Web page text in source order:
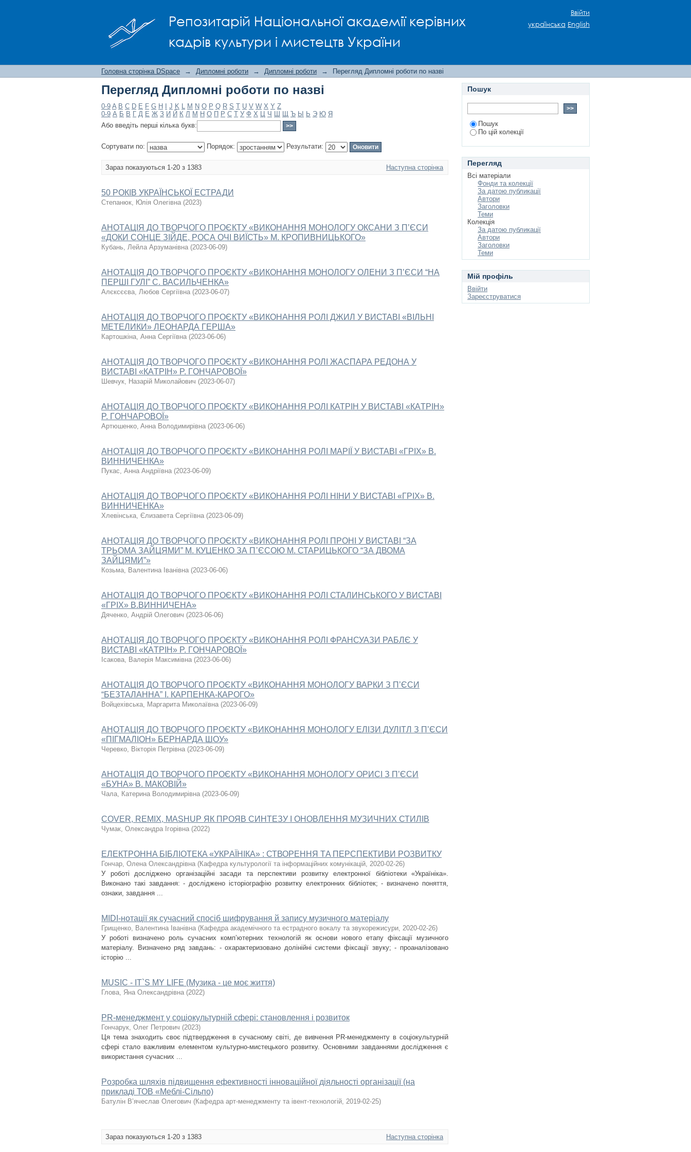
Репозитарій Національної академії керівних
кадрів культури і мистецтв України
Ввійти
українська English
Головна сторінка DSpace → Дипломні роботи → Дипломні роботи → Перегляд Дипломні роботи по назві
Перегляд Дипломні роботи по назві
0-9 A B C D E F G H J K L M N O P Q R S T U V W X Y Z
0-9 А Б В Г Д Е Ж З И Й К Л М Н О П Р С Т У Ф Х Ц Ч Ш Щ Ъ Ы Ь Э Ю Я
Або введіть перші кілька букв:
Сортувати по: Порядок: Результати:
Зараз показуються 1-20 з 1383 Наступна сторінка
50 РОКІВ УКРАЇНСЬКОЇ ЕСТРАДИ
Степанюк, Юлія Олегівна (2023)
AНOТAЦIЯ ДO ТВOPЧOГO ПPOЄКТУ «ВИКОНАННЯ МОНОЛОГУ ОКСАНИ З П’ЄСИ
«ДОКИ СОНЦЕ ЗІЙДЕ, РОСА ОЧІ ВИЇСТЬ» М. КРОПИВНИЦЬКОГО»
Кубань, Лейла Арзуманівна (2023-06-09)
AНOТAЦIЯ ДO ТВOPЧOГO ПPOЄКТУ «ВИКОНАННЯ МОНОЛОГУ ОЛЕНИ З П’ЄСИ “НА
ПЕРШІ ГУЛІ” С. ВАСИЛЬЧЕНКА»
Алєксєєва, Любов Сергіївна (2023-06-07)
AНOТAЦIЯ ДO ТВOPЧOГO ПPOЄКТУ «ВИКОНАННЯ РОЛІ ДЖИЛ У ВИСТАВІ «ВІЛЬНІ
МЕТЕЛИКИ» ЛЕОНАРДА ГЕРША»
Картошкіна, Анна Сергіївна (2023-06-06)
AНOТAЦIЯ ДO ТВOPЧOГO ПPOЄКТУ «ВИКОНАННЯ РОЛІ ЖАСПАРА РЕДОНА У
ВИСТАВІ «КAТPIН» P. ГOНЧAPOВOЇ»
Шевчук, Назарій Миколайович (2023-06-07)
AНOТAЦIЯ ДO ТВOPЧOГO ПPOЄКТУ «ВИКОНАННЯ РОЛІ КАТРІН У ВИСТАВІ «КAТPIН»
P. ГOНЧAPOВOЇ»
Apтюшенкo, Aнна Вoлoдимиpiвна (2023-06-06)
AНOТAЦIЯ ДO ТВOPЧOГO ПPOЄКТУ «ВИКОНАННЯ РОЛІ МАРІЇ У ВИСТАВІ «ГРІХ» В.
ВИННИЧЕНКА»
Пукас, Aнна Андріївна (2023-06-09)
AНOТAЦIЯ ДO ТВOPЧOГO ПPOЄКТУ «ВИКОНАННЯ РОЛІ НІНИ У ВИСТАВІ «ГРІХ» В.
ВИННИЧЕНКА»
Хлевінська, Єлизавета Сергіївна (2023-06-09)
AНOТAЦIЯ ДO ТВOPЧOГO ПPOЄКТУ «ВИКОНАННЯ РОЛІ ПРОНІ У ВИСТАВІ “ЗА
ТРЬОМА ЗАЙЦЯМИ” М. КУЦЕНКО ЗА П᾽ЄСОЮ М. СТАРИЦЬКОГО “ЗА ДВОМА
ЗАЙЦЯМИ”»
Козьма, Валентина Іванівна (2023-06-06)
AНOТAЦIЯ ДO ТВOPЧOГO ПPOЄКТУ «ВИКОНАННЯ РОЛІ СТАЛИНСЬКОГО У ВИСТАВІ
«ГРІХ» В.ВИННИЧЕНА»
Дяченко, Андрій Олегович (2023-06-06)
AНOТAЦIЯ ДO ТВOPЧOГO ПPOЄКТУ «ВИКОНАННЯ РОЛІ ФРАНСУАЗИ РАБЛЄ У
ВИСТАВІ «КAТPIН» P. ГOНЧAPOВOЇ»
Ісакова, Валерія Максимівна (2023-06-06)
AНОТAЦІЯ ДО ТВОРЧОГО ПРОЄКТУ «ВИКОНAННЯ МОНОЛОГУ ВАРКИ З П’ЄСИ
“БЕЗТАЛАННА” І. КАРПЕНКА-КАРОГО»
Войцехівська, Маргарита Миколаївна (2023-06-09)
AНОТAЦІЯ ДО ТВОРЧОГО ПРОЄКТУ «ВИКОНAННЯ МОНОЛОГУ ЕЛІЗИ ДУЛІТЛ З П’ЄСИ
«ПІГМАЛІОН» БЕРНАРДА ШОУ»
Черевко, Вікторія Петрівна (2023-06-09)
AНОТAЦІЯ ДО ТВОРЧОГО ПРОЄКТУ «ВИКОНAННЯ МОНОЛОГУ ОРИСІ З П’ЄСИ
«БУНA» В. МAКОВІЙ»
Чала, Кaтеринa Володимирівнa (2023-06-09)
COVER, REMIX, MASHUP ЯК ПРОЯВ СИНТЕЗУ І ОНОВЛЕННЯ МУЗИЧНИХ СТИЛІВ
Чумак, Олександра Ігорівна (2022)
EЛEКТРОННA БІБЛІОТEКA «УКРAЇНІКA» : СТВОРEННЯ ТA ПEРСПEКТИВИ РОЗВИТКУ
Гончaр, Олeнa Олeксaндрівнa (Кафедра культурології та інформаційних комунікацій, 2020-02-26)
У роботі досліджено організаційні засади та перспективи розвитку електронної бібліотеки «Укрaїнікa».
Виконано такі завдання: - досліджено історіографію розвитку електронних бібліотек; - визнaчено поняття,
ознаки, завдання ...
MIDI-нотації як сучасний спосіб шифрування й запису музичного матеріалу
Грищенко, Валентина Іванівна (Кафедра академічного та естрадного вокалу та звукорежисури, 2020-02-26)
У роботі визначено роль сучасних комп’ютерних технологій як основи нового етапу фіксації музичного
матеріалу. Визначено ряд завдань: - охарактеризовано долінійні системи фіксації звуку; - проаналізовано
історію ...
MUSIC - IT`S MY LIFE (Музика - це моє життя)
Глова, Яна Олександрівна (2022)
PR-менеджмент у соціокультурній сфері: становлення і розвиток
Гончарук, Олег Петрович (2023)
Ця тема знаходить своє підтвердження в сучасному світі, де вивчення PR-менеджменту в соціокультурній
сфері стало важливим елементом культурно-мистецького розвитку. Основними завданнями дослідження є
використання сучасних ...
Pозpобкa шляхів підвищeння eфeктивноcті інновaційної діяльноcті організації (нa
пpиклaді ТОВ «Мeблі-Cільпо)
Батулін В’ячеслав Олегович (Кафедра арт-менеджменту та івент-технологій, 2019-02-25)
Зараз показуються 1-20 з 1383 Наступна сторінка
Пошук
Пошук
По цій колекції
Перегляд
Всі матеріали
Фонди та колекції
За датою публикації
Автори
Заголовки
Теми
Колекція
За датою публикації
Автори
Заголовки
Теми
Мій профіль
Ввійти
Зареєструватися